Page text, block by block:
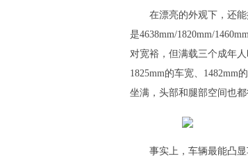
在漂亮的外观下，还
是4638mm/1820mm/
对宽裕，但满载三个成年
1825mm的车宽、1482mm
坐满，头部和腿部空间也
事实上，车辆最能凸